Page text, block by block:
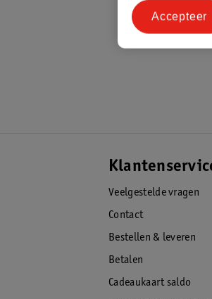
Veelgestelde vragen
Contact
Bestellen & leveren
Betalen
Cadeaukaart saldo
Accepteer